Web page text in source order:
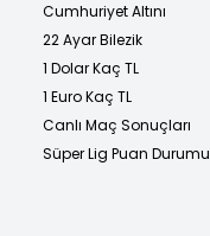
Cumhuriyet Altını
22 Ayar Bilezik
1 Dolar Kaç TL
1 Euro Kaç TL
Canlı Maç Sonuçları
Süper Lig Puan Durumu